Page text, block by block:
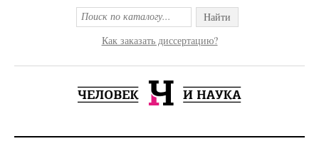
Найти
Как заказать диссертацию?